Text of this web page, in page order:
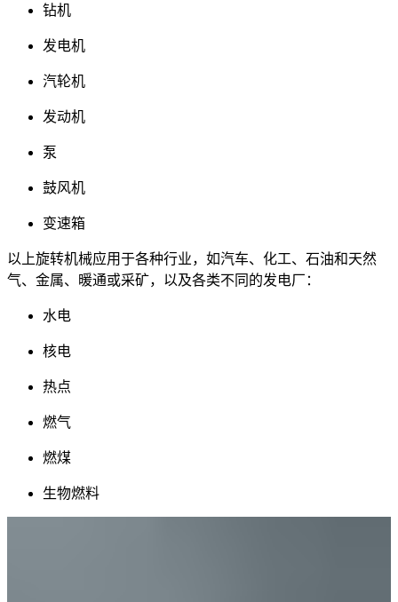
钻机
发电机
汽轮机
发动机
泵
鼓风机
变速箱
以上旋转机械应用于各种行业，如汽车、化工、石油和天然
气、金属、暖通或采矿，以及各类不同的发电厂：
水电
核电
热点
燃气
燃煤
生物燃料